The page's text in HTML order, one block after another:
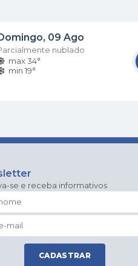
09 Ago
nublado
max 34°
min 19°
se e receba informativos
CADASTRAR